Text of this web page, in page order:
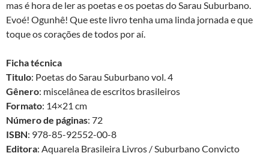
mas é hora de ler as poetas e os poetas do Sarau Suburbano.
Evoé! Ogunhê! Que este livro tenha uma linda jornada e que
toque os corações de todos por aí.
Ficha técnica
Titulo: Poetas do Sarau Suburbano vol. 4
Gênero: miscelânea de escritos brasileiros
Formato: 14×21 cm
Número de páginas: 72
ISBN: 978-85-92552-00-8
Editora: Aquarela Brasileira Livros / Suburbano Convicto